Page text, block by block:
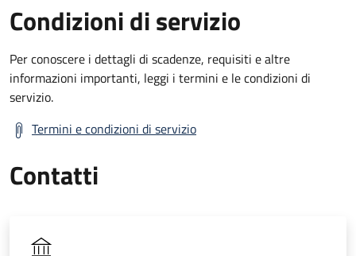
Condizioni di servizio
Per conoscere i dettagli di scadenze, requisiti e altre
informazioni importanti, leggi i termini e le condizioni di
servizio.
Termini e condizioni di servizio
Contatti